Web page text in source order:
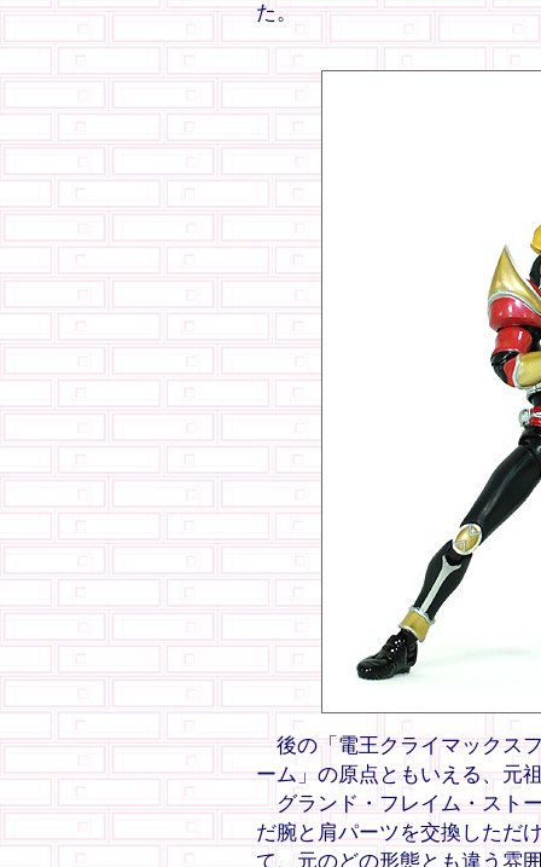
た。
後の「電王クライマックス
ーム」の原点ともいえる、元
グランド・フレイム・スト
だ腕と肩パーツを交換しただ
て、元のどの形態とも違う雰